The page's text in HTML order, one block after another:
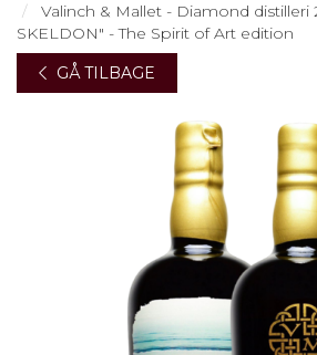
Valinch & Mallet - Diamond distilleri
SKELDON" - The Spirit of Art edition
GÅ TILBAGE